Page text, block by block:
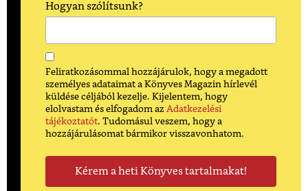
Hogyan szólítsunk?
Feliratkozásommal hozzájárulok, hogy a megadott
személyes adataimat a Könyves Magazin hírlevél
küldése céljából kezelje. Kijelentem, hogy
elolvastam és elfogadom az Adatkezelési
tájékoztatót. Tudomásul veszem, hogy a
hozzájárulásomat bármikor visszavonhatom.